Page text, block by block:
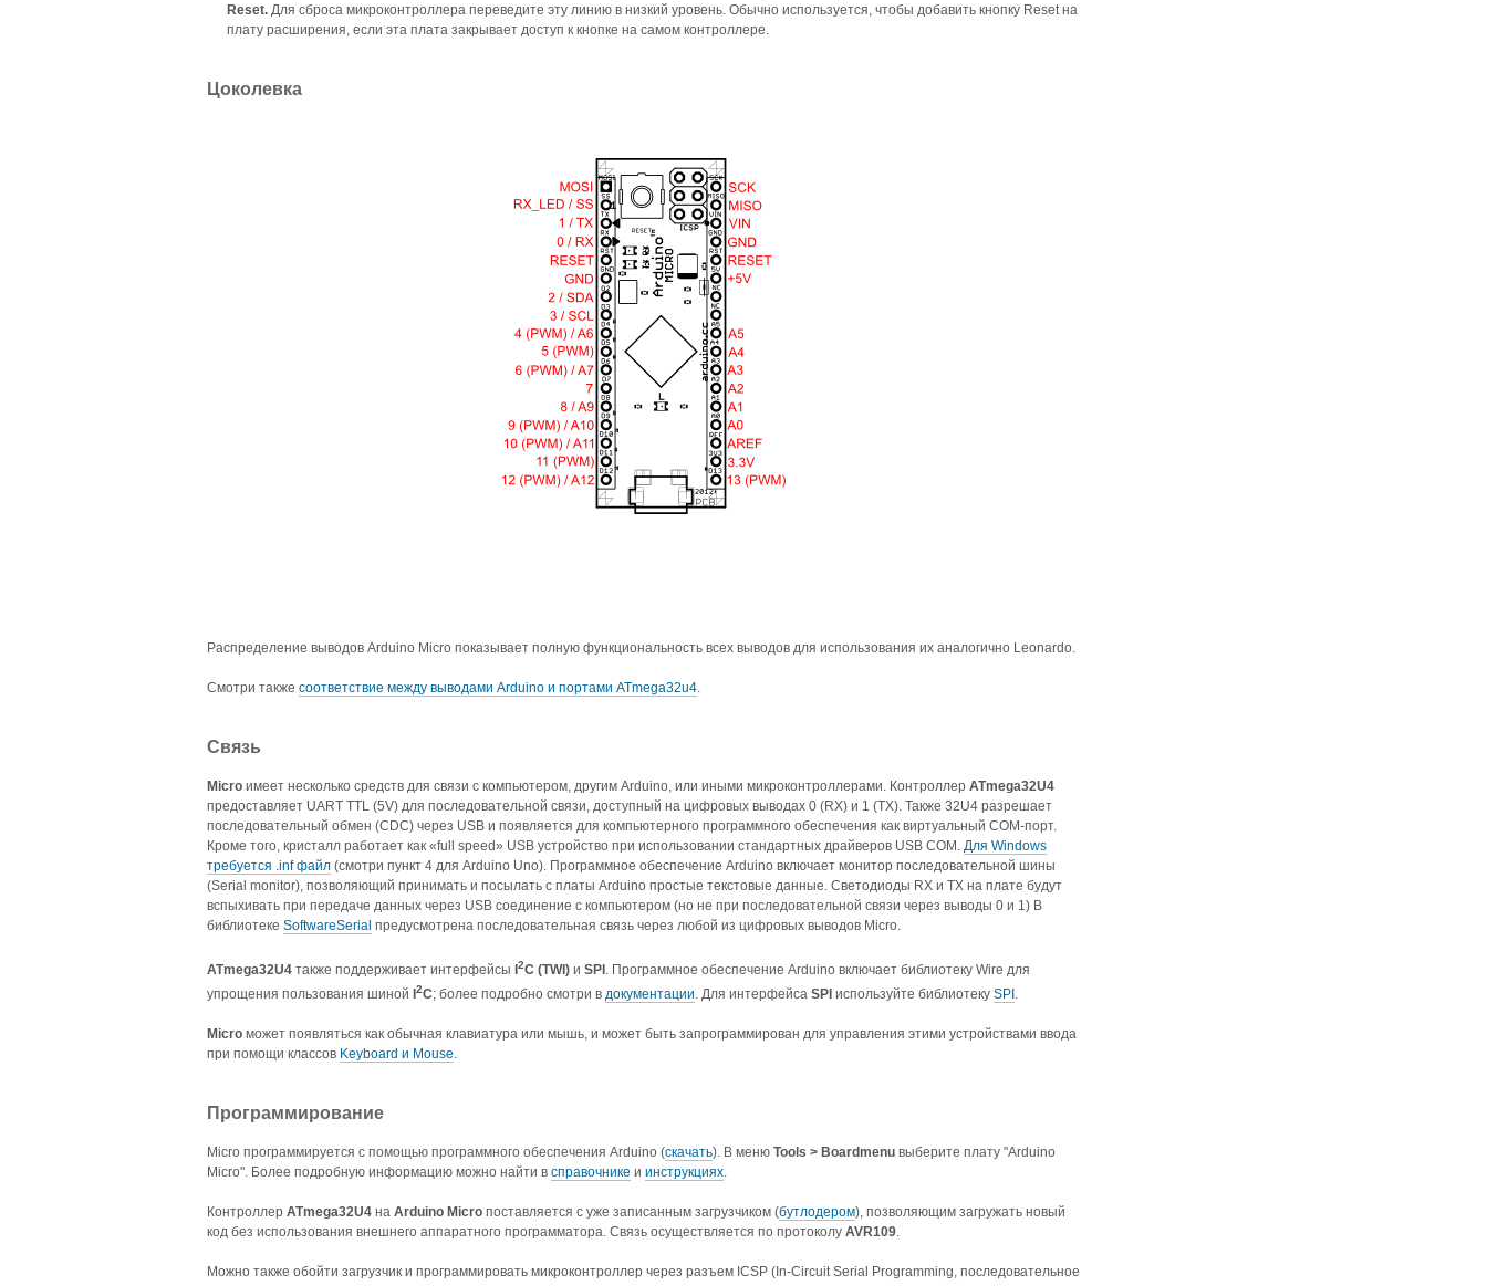
Reset. Для сброса микроконтроллера переведите эту линию в низкий уровень. Обычно используется, чтобы добавить кнопку Reset на
плату расширения, если эта плата закрывает доступ к кнопке на самом контроллере.
Цоколевка
Распределение выводов Arduino Micro показывает полную функциональность всех выводов для использования их аналогично Leonardo.
Смотри также соответствие между выводами Arduino и портами ATmega32u4.
Связь
Micro имеет несколько средств для связи с компьютером, другим Arduino, или иными микроконтроллерами. Контроллер ATmega32U4
предоставляет UART TTL (5V) для последовательной связи, доступный на цифровых выводах 0 (RX) и 1 (TX). Также 32U4 разрешает
последовательный обмен (CDC) через USB и появляется для компьютерного программного обеспечения как виртуальный COM-порт.
Кроме того, кристалл работает как «full speed» USB устройство при использовании стандартных драйверов USB COM. Для Windows
требуется .inf файл (смотри пункт 4 для Arduino Uno). Программное обеспечение Arduino включает монитор последовательной шины
(Serial monitor), позволяющий принимать и посылать с платы Arduino простые текстовые данные. Светодиоды RX и TX на плате будут
вспыхивать при передаче данных через USB соединение с компьютером (но не при последовательной связи через выводы 0 и 1) В
библиотеке SoftwareSerial предусмотрена последовательная связь через любой из цифровых выводов Micro.
ATmega32U4 также поддерживает интерфейсы 2C (TWI) и SPI . Программное обеспечение Arduino включает библиотеку Wire для
упрощения пользования шиной
2C; более подробно смотри в документации. Для интерфейса SPI используйте библиотеку SPI .
Micro может появляться как обычная клавиатура или мышь, и может быть запрограммирован для управления этими устройствами ввода
при помощи классов Keyboard и Mouse.
Программирование
Micro программируется с помощью программного обеспечения Arduino (скачать). В меню Tools > Boardmenu выберите плату "Arduino
Micro". Более подробную информацию можно найти в справочнике и инструкциях.
Контроллер ATmega32U4 на Arduino Micro поставляется с уже записанным загрузчиком (бутлодером), позволяющим загружать новый
код без использования внешнего аппаратного программатора. Связь осуществляется по протоколу AVR109.
Можно также обойти загрузчик и программировать микроконтроллер через разъем ICSP (In-Circuit Serial Programming, последовательное